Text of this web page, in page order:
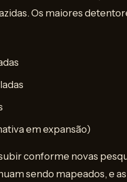
Os maiores
em expansão)
conforme novas
sendo mapeados, e